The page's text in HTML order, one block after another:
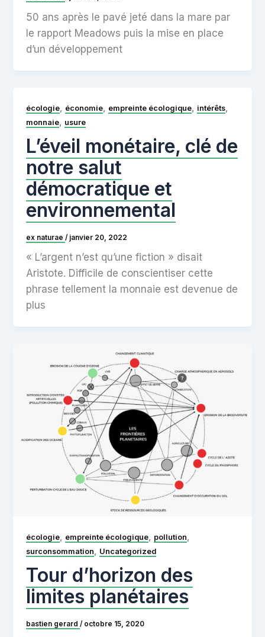
50 ans après le pavé jeté dans la mare par
le rapport Meadows puis la mise en place
d’un développement
écologie, économie, empreinte écologique, intérêts,
monnaie, usure
L’éveil monétaire, clé de
notre salut
démocratique et
environnemental
ex naturae/ janvier 20, 2022
« L’argent n’est qu’une fiction » disait
Aristote. Difficile de conscientiser cette
phrase tellement la monnaie est devenue de
plus
écologie, empreinte écologique, pollution,
surconsommation, Uncategorized
Tour d’horizon des
limites planétaires
bastien gerard/ octobre 15, 2020